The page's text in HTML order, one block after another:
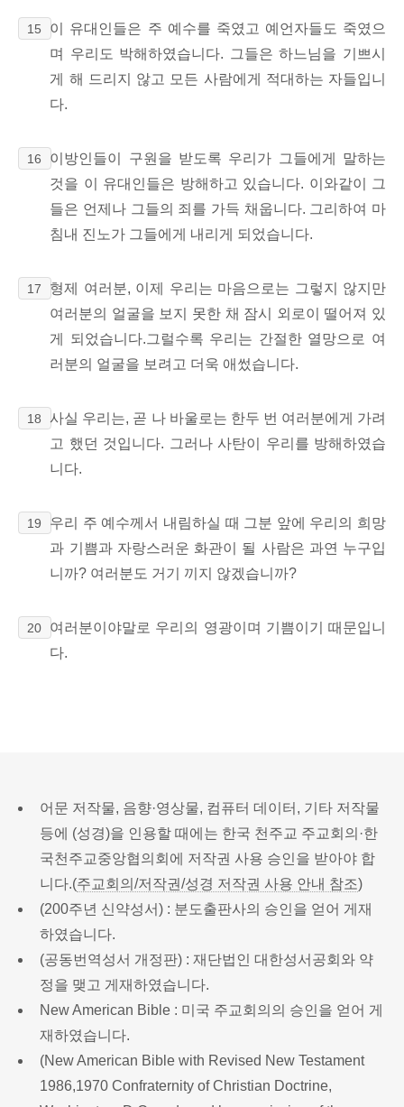
15
이 유대인들은 주 예수를 죽였고 예언자들도 죽였으
며 우리도 박해하였습니다. 그들은 하느님을 기쁘시
게 해 드리지 않고 모든 사람에게 적대하는 자들입니
다.
16
이방인들이 구원을 받도록 우리가 그들에게 말하는
것을 이 유대인들은 방해하고 있습니다. 이와같이 그
들은 언제나 그들의 죄를 가득 채웁니다. 그리하여 마
침내 진노가 그들에게 내리게 되었습니다.
17
형제 여러분, 이제 우리는 마음으로는 그렇지 않지만
여러분의 얼굴을 보지 못한 채 잠시 외로이 떨어져 있
게 되었습니다.그럴수록 우리는 간절한 열망으로 여
러분의 얼굴을 보려고 더욱 애썼습니다.
18
사실 우리는, 곧 나 바울로는 한두 번 여러분에게 가려
고 했던 것입니다. 그러나 사탄이 우리를 방해하였습
니다.
19
우리 주 예수께서 내림하실 때 그분 앞에 우리의 희망
과 기쁨과 자랑스러운 화관이 될 사람은 과연 누구입
니까? 여러분도 거기 끼지 않겠습니까?
20
여러분이야말로 우리의 영광이며 기쁨이기 때문입니
다.
어문 저작물, 음향·영상물, 컴퓨터 데이터, 기타 저작물
등에 (성경)을 인용할 때에는 한국 천주교 주교회의·한
국천주교중앙협의회에 저작권 사용 승인을 받아야 합
니다.(주교회의/저작권/성경 저작권 사용 안내 참조)
(200주년 신약성서) : 분도출판사의 승인을 얻어 게재
하였습니다.
(공동번역성서 개정판) : 재단법인 대한성서공회와 약
정을 맺고 게재하였습니다.
New American Bible : 미국 주교회의의 승인을 얻어 게
재하였습니다.
(New American Bible with Revised New Testament
1986,1970 Confraternity of Christian Doctrine,